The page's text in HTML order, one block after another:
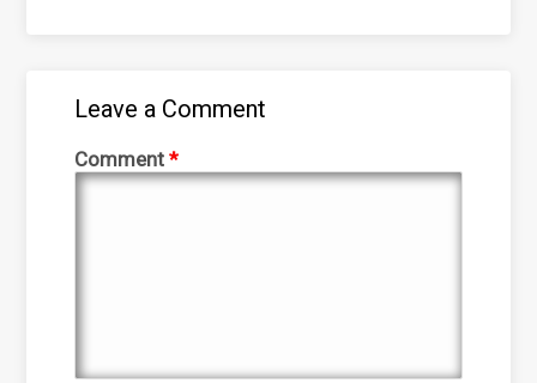
Leave a Comment
Comment*